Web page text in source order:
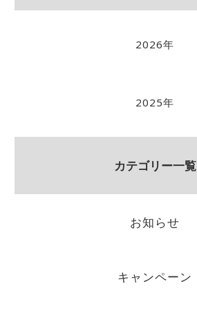
2026年
2025年
カテゴリー一覧
お知らせ
キャンペーン